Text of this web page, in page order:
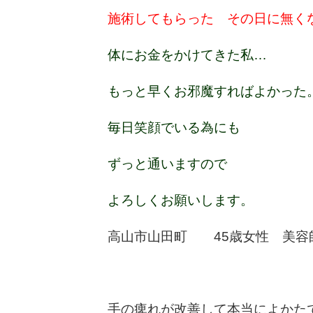
施術してもらった その日に無く
体にお金をかけてきた私…
もっと早くお邪魔すればよかった。
毎日笑顔でいる為にも
ずっと通いますので
よろしくお願いします。
高山市山田町 45歳女性 美容
手の痺れが改善して本当によかた